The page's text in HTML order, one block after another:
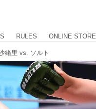
RULES ONLINE STORE
緒里 vs. ソルト